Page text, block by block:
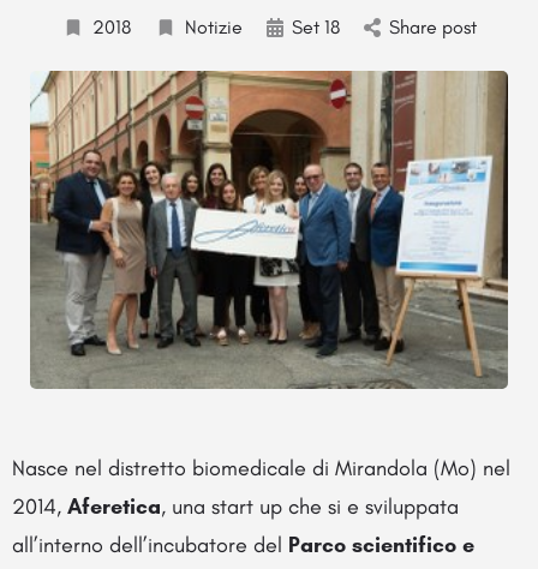
2018 Notizie Set 18 Share post
Nasce nel distretto biomedicale di Mirandola (Mo) nel
2014, Aferetica, una start up che si e sviluppata
all’interno dell’incubatore del Parco scientifico e